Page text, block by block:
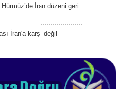
İran düzeni geri
İran'a karşı değil